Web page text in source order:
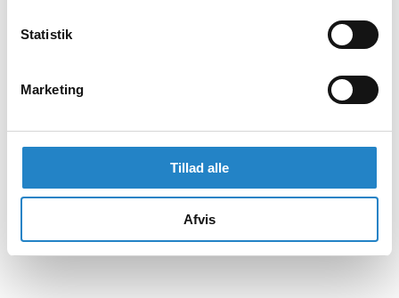
Statistik
Marketing
Tillad alle
Afvis